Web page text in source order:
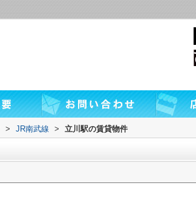
> JR南武線 > 立川駅の賃貸物件